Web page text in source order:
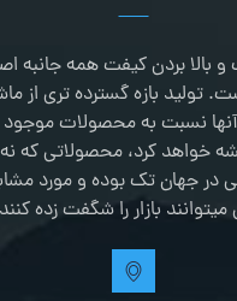
بردن کیفت همه جانبه
تولید بازه گسترده تری از
نسبت به محصولات موجود در
خواهد کرد، محصولاتی که نه
در جهان تک بوده و مورد
میتوانند بازار را شگفت زده